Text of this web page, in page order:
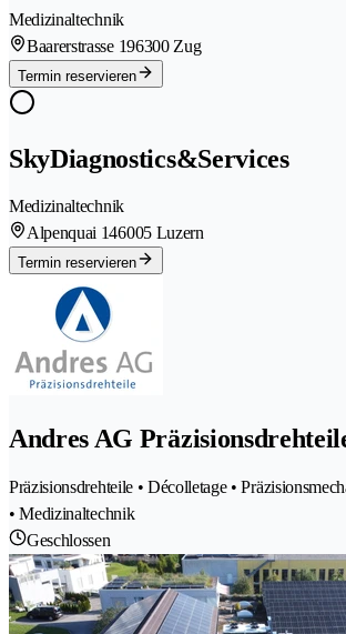
Medizinaltechnik
Baarerstrasse 196300 Zug
Termin reservieren
SkyDiagnostics&Services
Medizinaltechnik
Alpenquai 146005 Luzern
Termin reservieren
Andres AG
Präzisionsdrehteile • Décolletage •
• Medizinaltechnik
Geschlossen